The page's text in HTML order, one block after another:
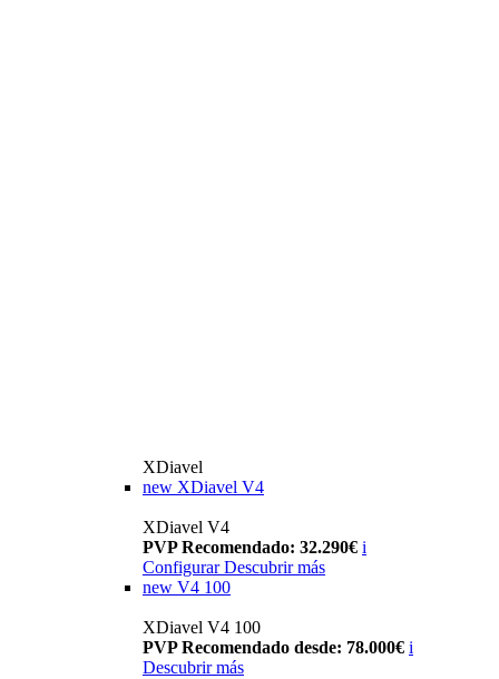
XDiavel
new XDiavel V4
XDiavel V4
PVP Recomendado: 32.290€ i
Configurar Descubrir más
new V4 100
XDiavel V4 100
PVP Recomendado desde: 78.000€ i
Descubrir más